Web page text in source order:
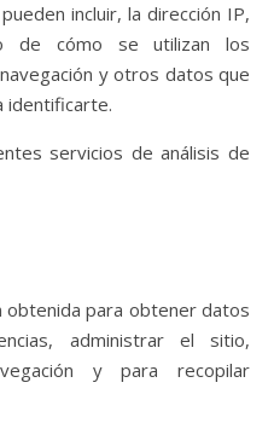
incluir, la dirección IP,
de cómo se utilizan los
y otros datos que
identificarte.
servicios de análisis de
obtenida para obtener datos
administrar el sitio,
y para recopilar